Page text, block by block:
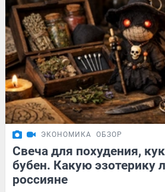
ЭКОНОМИКА ОБЗОР
Свеча для похудения,
бубен. Какую эзотерику
россияне